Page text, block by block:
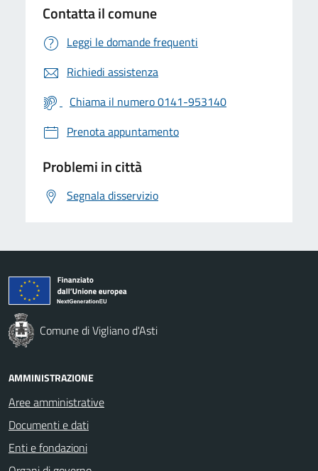
Contatta il comune
Leggi le domande frequenti
Richiedi assistenza
Chiama il numero 0141-953140
Prenota appuntamento
Problemi in città
Segnala disservizio
Comune di Vigliano d'Asti
AMMINISTRAZIONE
Aree amministrative
Documenti e dati
Enti e fondazioni